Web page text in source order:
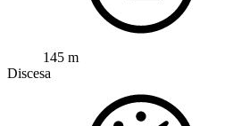
145 m
Discesa